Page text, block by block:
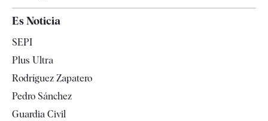
España
Televisión
Es Noticia
SEPI
Plus Ultra
Rodríguez Zapatero
Pedro Sánchez
Guardia Civil